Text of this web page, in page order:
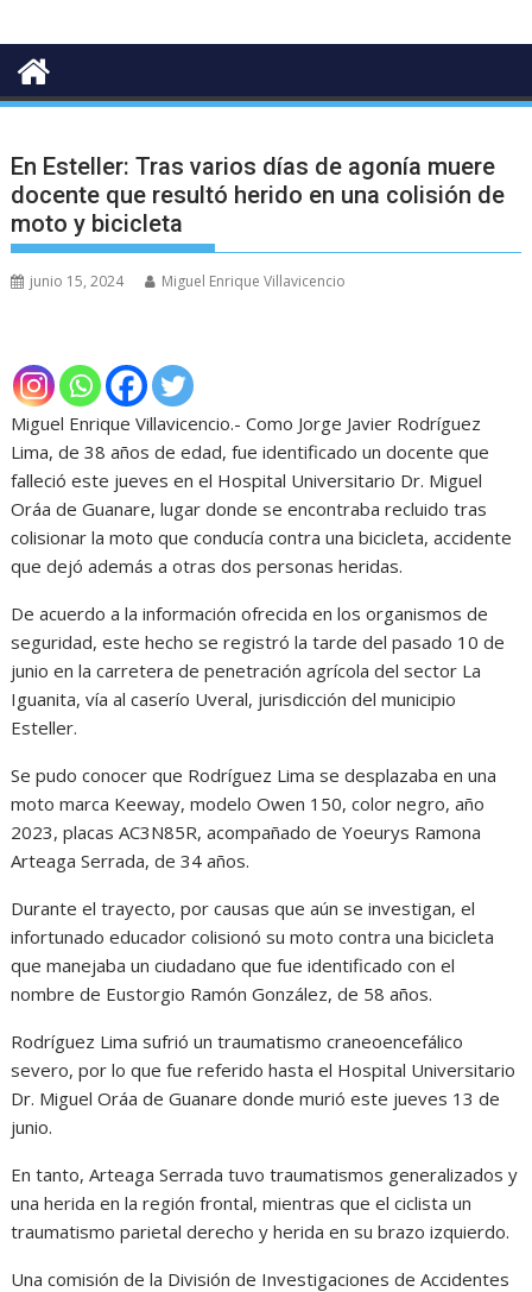
En Esteller: Tras varios días de agonía muere
docente que resultó herido en una colisión de
moto y bicicleta
junio 15, 2024 Miguel Enrique Villavicencio
Miguel Enrique Villavicencio.- Como Jorge Javier Rodríguez
Lima, de 38 años de edad, fue identificado un docente que
falleció este jueves en el Hospital Universitario Dr. Miguel
Oráa de Guanare, lugar donde se encontraba recluido tras
colisionar la moto que conducía contra una bicicleta, accidente
que dejó además a otras dos personas heridas.
De acuerdo a la información ofrecida en los organismos de
seguridad, este hecho se registró la tarde del pasado 10 de
junio en la carretera de penetración agrícola del sector La
Iguanita, vía al caserío Uveral, jurisdicción del municipio
Esteller.
Se pudo conocer que Rodríguez Lima se desplazaba en una
moto marca Keeway, modelo Owen 150, color negro, año
2023, placas AC3N85R, acompañado de Yoeurys Ramona
Arteaga Serrada, de 34 años.
Durante el trayecto, por causas que aún se investigan, el
infortunado educador colisionó su moto contra una bicicleta
que manejaba un ciudadano que fue identificado con el
nombre de Eustorgio Ramón González, de 58 años.
Rodríguez Lima sufrió un traumatismo craneoencefálico
severo, por lo que fue referido hasta el Hospital Universitario
Dr. Miguel Oráa de Guanare donde murió este jueves 13 de
junio.
En tanto, Arteaga Serrada tuvo traumatismos generalizados y
una herida en la región frontal, mientras que el ciclista un
traumatismo parietal derecho y herida en su brazo izquierdo.
Una comisión de la División de Investigaciones de Accidentes